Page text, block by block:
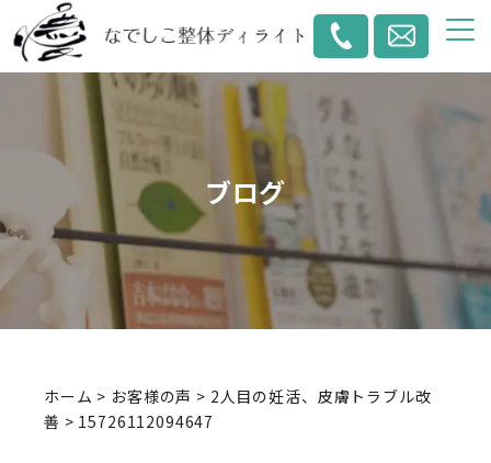
ブログ
ホーム > お客様の声 > 2人目の妊活、皮膚トラブル改
善 > 15726112094647